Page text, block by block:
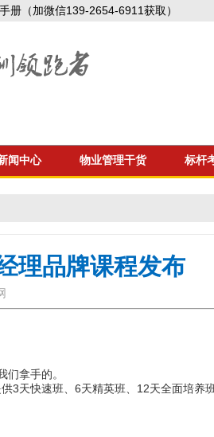
（加微信139-2654-6911获取）
闻中心 物业管理干货 标杆
理品牌课程发布
拿手的。
3天快速班、6天精英班、12天全面培养